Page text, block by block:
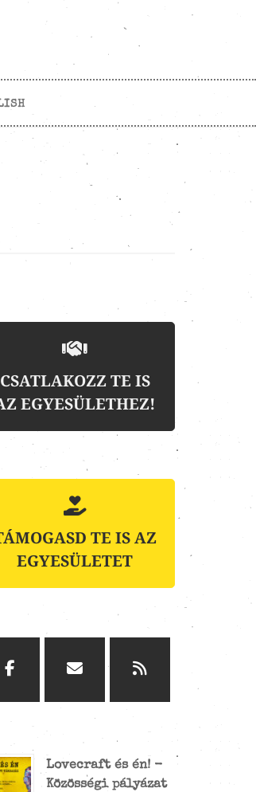
CSATLAKOZZ TE IS
EGYESÜLETHEZ!
TE IS AZ
EGYESÜLETET
Lovecraft és én! -
Közösségi pályázat